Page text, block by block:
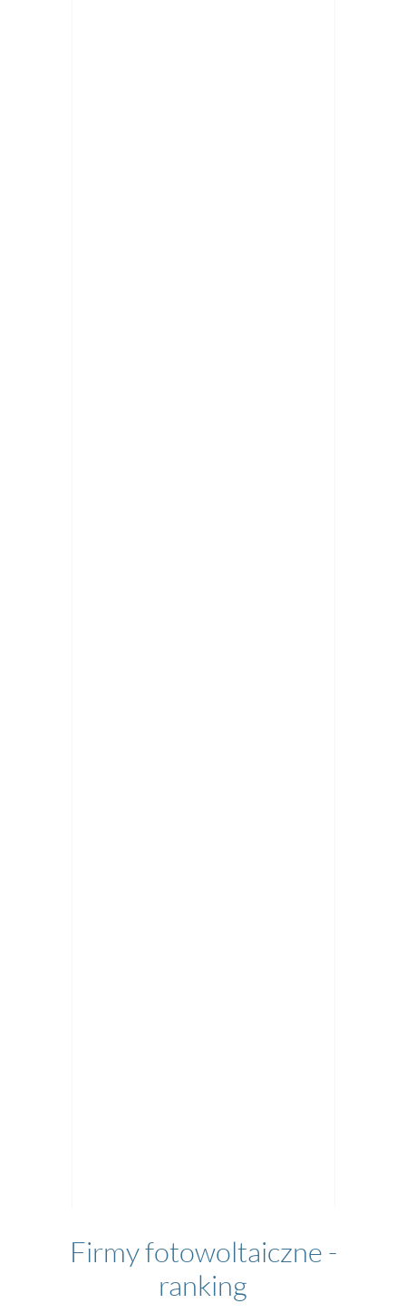
Firmy fotowoltaiczne -
ranking